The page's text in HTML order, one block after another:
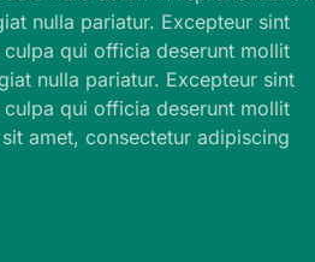
nulla pariatur. Excepteur sint
qui officia deserunt mollit
nulla pariatur. Excepteur sint
qui officia deserunt mollit
amet, consectetur adipiscing